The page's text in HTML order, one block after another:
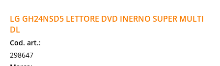
LG GH24NSD5 LETTORE DVD INERNO SUPER MULTI
DL
Cod. art.:
298647